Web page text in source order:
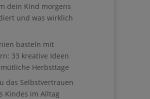
dein Kind morgens
und was wirklich
basteln mit
33 kreative Ideen
Herbsttage
das Selbstvertrauen
Kindes im Alltag